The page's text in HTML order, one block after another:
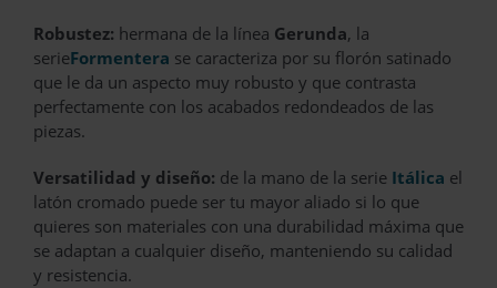
Robustez: hermana de la línea Gerunda, la
serieFormentera se caracteriza por su florón satinado
que le da un aspecto muy robusto y que contrasta
perfectamente con los acabados redondeados de las
piezas.
Versatilidad y diseño: de la mano de la serie Itálica el
latón cromado puede ser tu mayor aliado si lo que
quieres son materiales con una durabilidad máxima que
se adaptan a cualquier diseño, manteniendo su calidad
y resistencia.